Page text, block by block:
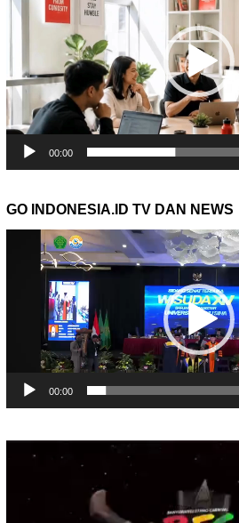
00:00
GO INDONESIA.ID TV DAN NEWS
Pemutar
00:00